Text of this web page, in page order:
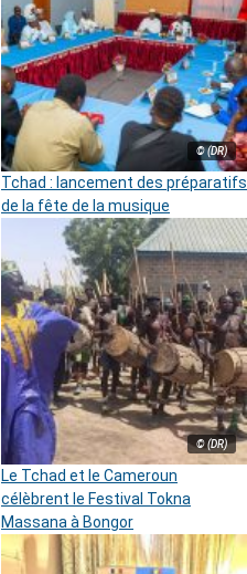
© (DR)
Tchad : lancement des préparatifs
de la fête de la musique
© (DR)
Le Tchad et le Cameroun
célèbrent le Festival Tokna
Massana à Bongor